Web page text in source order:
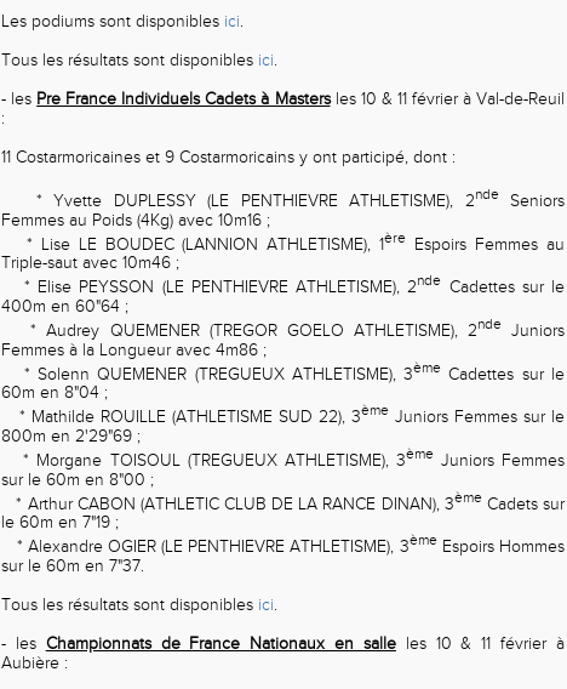
Les podiums sont disponibles ici.
Tous les résultats sont disponibles ici.
- les Pre France Individuels Cadets à Mastersles 10 & 11 février à Val-de-Reuil
:
11 Costarmoricaines et 9 Costarmoricains y ont participé, dont :
* Yvette DUPLESSY (LE PENTHIEVRE ATHLETISME), 2ndeSeniors
Femmes au Poids (4Kg) avec 10m16 ;
* Lise LE BOUDEC (LANNION ATHLETISME), 1ère
Espoirs Femmes au
Triple-saut avec 10m46 ;
* Elise PEYSSON (LE PENTHIEVRE ATHLETISME), 2nde Cadettes sur le
400m en 60"64 ;
* Audrey QUEMENER (TREGOR GOELO ATHLETISME), 2ndeJuniors
Femmes à la Longueur avec 4m86 ;
* Solenn QUEMENER (TREGUEUX ATHLETISME), 3ème Cadettes sur le
60m en 8"04 ;
* Mathilde ROUILLE (ATHLETISME SUD 22), 3ème Juniors Femmes sur le
800m en 2'29"69 ;
* Morgane TOISOUL (TREGUEUX ATHLETISME), 3èmeJuniors Femmes
sur le 60m en 8"00 ;
* Arthur CABON (ATHLETIC CLUB DE LA RANCE DINAN), 3èmeCadets sur
le 60m en 7"19 ;
* Alexandre OGIER (LE PENTHIEVRE ATHLETISME), 3èmeEspoirs Hommes
sur le 60m en 7"37.
Tous les résultats sont disponibles ici.
- les Championnats de France Nationaux en salleles 10 & 11 février à
Aubière :